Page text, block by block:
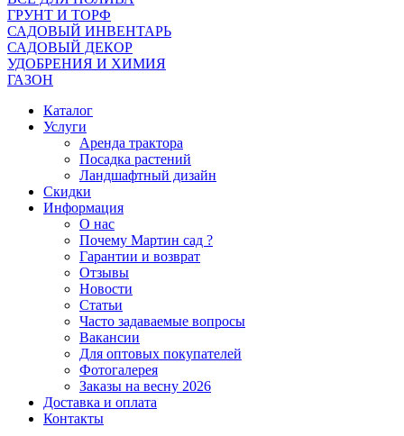
ГРУНТ И ТОРФ
САДОВЫЙ ИНВЕНТАРЬ
САДОВЫЙ ДЕКОР
УДОБРЕНИЯ И ХИМИЯ
ГАЗОН
Каталог
Услуги
Аренда трактора
Посадка растений
Ландшафтный дизайн
Скидки
Информация
О нас
Почему Мартин сад ?
Гарантии и возврат
Отзывы
Новости
Статьи
Часто задаваемые вопросы
Вакансии
Для оптовых покупателей
Фотогалерея
Заказы на весну 2026
Доставка и оплата
Контакты